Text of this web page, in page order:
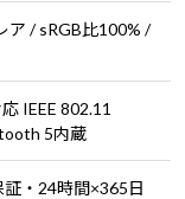
ア / sRGB比100% /
IEEE 802.11
5内蔵
・24時間×365日